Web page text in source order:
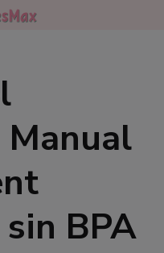
Manual
BPA